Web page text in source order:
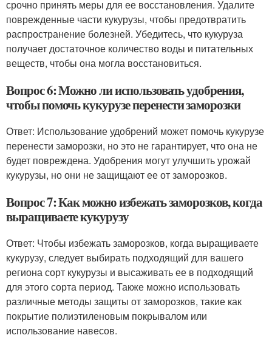
срочно принять меры для ее восстановления. Удалите
поврежденные части кукурузы, чтобы предотвратить
распространение болезней. Убедитесь, что кукуруза
получает достаточное количество воды и питательных
веществ, чтобы она могла восстановиться.
Вопрос 6: Можно ли использовать удобрения,
чтобы помочь кукурузе перенести заморозки
Ответ: Использование удобрений может помочь кукурузе
перенести заморозки, но это не гарантирует, что она не
будет повреждена. Удобрения могут улучшить урожай
кукурузы, но они не защищают ее от заморозков.
Вопрос 7: Как можно избежать заморозков, когда
выращиваете кукурузу
Ответ: Чтобы избежать заморозков, когда выращиваете
кукурузу, следует выбирать подходящий для вашего
региона сорт кукурузы и высаживать ее в подходящий
для этого сорта период. Также можно использовать
различные методы защиты от заморозков, такие как
покрытие полиэтиленовым покрывалом или
использование навесов.